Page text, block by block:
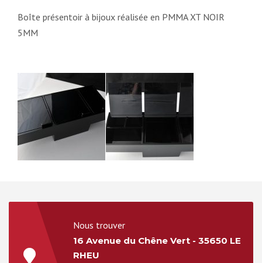
Boîte présentoir à bijoux réalisée en PMMA XT NOIR
5MM
Nous trouver
16 Avenue du Chêne Vert - 35650 LE
RHEU